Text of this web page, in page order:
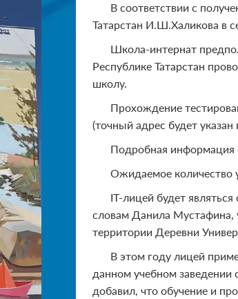
В соответствии с
Татарстан И.Ш.Халикова в
Школа-интернат
Республике Татарстан
школу.
Прохождение
(точный адрес будет
Подробная информация
Ожидаемое количество
IT-лицей будет
словам Данила Мустафина,
территории Деревни
В этом году лицей
данном учебном заведении
добавил, что обучение и